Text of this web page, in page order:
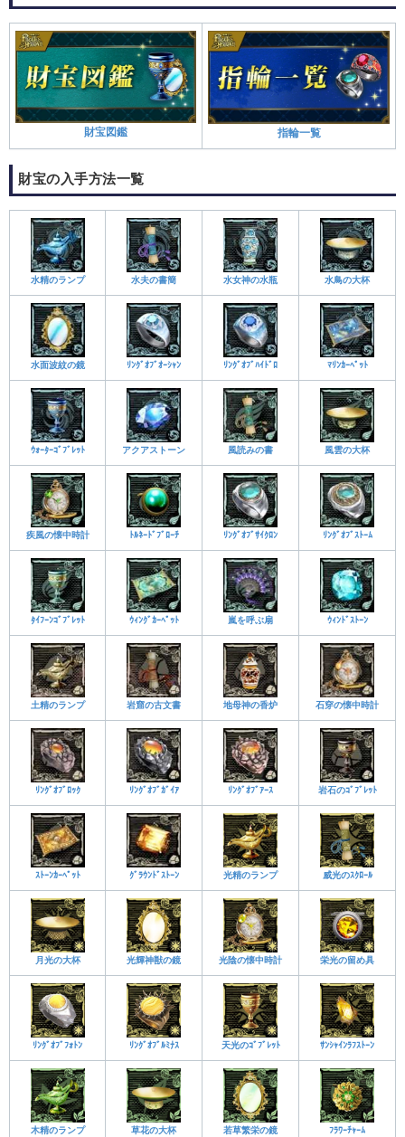
財宝図鑑 指輪一覧
財宝の入手方法一覧
水精のランプ 水夫の書簡 水女神の水瓶 水鳥の大杯
水面波紋の鏡 ﾘﾝｸﾞｵﾌﾞｵｰｼｬﾝ ﾘﾝｸﾞｵﾌﾞﾊｲﾄﾞﾛ ﾏﾘﾝｶｰﾍﾟｯﾄ
ｳｫｰﾀｰｺﾞﾌﾞﾚｯﾄ アクアストーン 風読みの書 風雲の大杯
疾風の懐中時計 ﾄﾙﾈｰﾄﾞﾌﾞﾛｰﾁ ﾘﾝｸﾞｵﾌﾞｻｲｸﾛﾝ ﾘﾝｸﾞｵﾌﾞｽﾄｰﾑ
ﾀｲﾌｰﾝｺﾞﾌﾞﾚｯﾄ ｳｨﾝｸﾞｶｰﾍﾟｯﾄ 嵐を呼ぶ扇 ｳｨﾝﾄﾞｽﾄｰﾝ
土精のランプ 岩窟の古文書 地母神の香炉 石穿の懐中時計
ﾘﾝｸﾞｵﾌﾞﾛｯｸ ﾘﾝｸﾞｵﾌﾞｶﾞｲｱ ﾘﾝｸﾞｵﾌﾞｱｰｽ 岩石のｺﾞﾌﾞﾚｯﾄ
ｽﾄｰﾝｶｰﾍﾟｯﾄ ｸﾞﾗｳﾝﾄﾞｽﾄｰﾝ 光精のランプ 威光のｽｸﾛｰﾙ
月光の大杯 光輝神獣の鏡 光陰の懐中時計 栄光の留め具
ﾘﾝｸﾞｵﾌﾞﾌｫﾄﾝ ﾘﾝｸﾞｵﾌﾞﾙﾐﾅｽ 天光のｺﾞﾌﾞﾚｯﾄ ｻﾝｼｬｲﾝﾗﾌｽﾄｰﾝ
木精のランプ 草花の大杯 若草繁栄の鏡 ﾌﾗﾜｰﾁｬｰﾑ